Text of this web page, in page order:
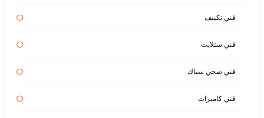
فني تكييف
فني ستلايت
فني صحي سباك
فني كاميرات